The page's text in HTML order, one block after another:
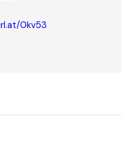
0kv53